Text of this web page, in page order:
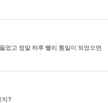
었고 정말 하루 빨리 통일이 되었으면
지?